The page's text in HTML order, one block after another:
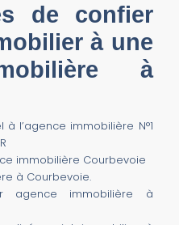
de confier
à une
à
l’agence immobilière N°1
immobilière Courbevoie
à Courbevoie.
agence immobilière à